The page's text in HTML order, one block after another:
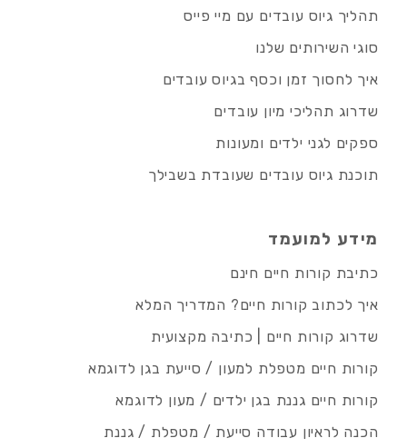
תהליך גיוס עובדים עם מיי פייס
סוגי השירותים שלנו
איך לחסוך זמן וכסף בגיוס עובדים
שדרוג תהליכי מיון עובדים
ספקים לגני ילדים ומעונות
תוכנת גיוס עובדים שעובדת בשבילך
מידע למועמד
כתיבת קורות חיים חינם
איך לכתוב קורות חיים? המדריך המלא
שדרוג קורות חיים | כתיבה מקצועית
קורות חיים מטפלת למעון / סייעת בגן לדוגמא
קורות חיים גננת בגן ילדים / מעון לדוגמא
הכנה לראיון עבודה סייעת / מטפלת / גננת